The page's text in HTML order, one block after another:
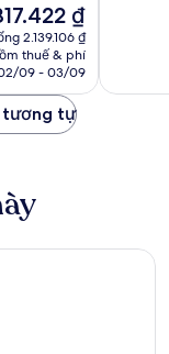
₫
₫
2.139.106 ₫
thuế & phí
09 - 03/09
xét
tương tự